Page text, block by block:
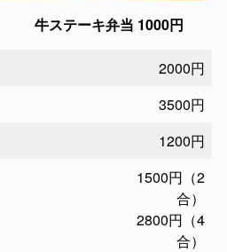
牛ステーキ弁当 1000円
2000円
3500円
1200円
1500円（2
合）
2800円（4
合）